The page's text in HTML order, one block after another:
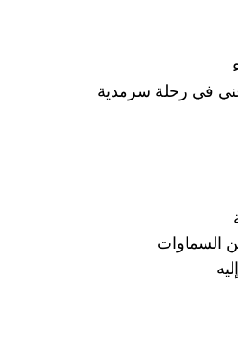
في رحلة سرمدية
السماوات